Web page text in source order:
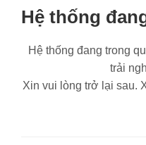
Hệ thống
Hệ thống đang trong
trải
Xin vui lòng trở lại sau.